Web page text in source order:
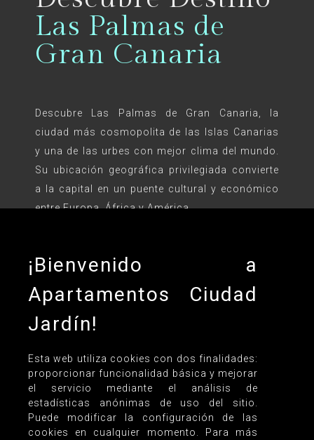
Las Palmas de
Gran Canaria
Descubre Las Palmas de Gran Canaria, la
ciudad más cosmopolita de las Islas Canarias
y una de las urbes con mejor clima del mundo.
Su ubicación geográfica privilegiada convierte
a la capital en un puente cultural y económico
entre Europa, África y América.
¡Bienvenido a
Apartamentos Ciudad
Jardín!
Esta web utiliza cookies con dos finalidades:
proporcionar funcionalidad básica y mejorar
el servicio mediante el análisis de
estadísticas anónimas de uso del sitio.
Puede modificar la configuración de las
cookies en cualquier momento. Para más